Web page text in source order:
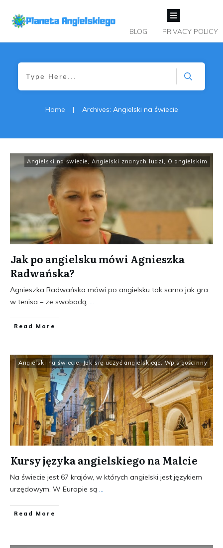
BLOG PRIVACY POLICY
Home | Archives: Angielski na świecie
Angielski na świecie Angielski znanych ludzi O angielskim
Jak po angielsku mówi Agnieszka
Radwańska?
Agnieszka Radwańska mówi po angielsku tak samo jak gra
w tenisa – ze swobodą,
​Read More
Angielski na świecie,Jak się uczyć angielskiego, Wpis gościnny
Kursy języka angielskiego na Malcie
Na świecie jest 67 krajów, w których angielski jest językiem
urzędowym. W Europie są
​Read More